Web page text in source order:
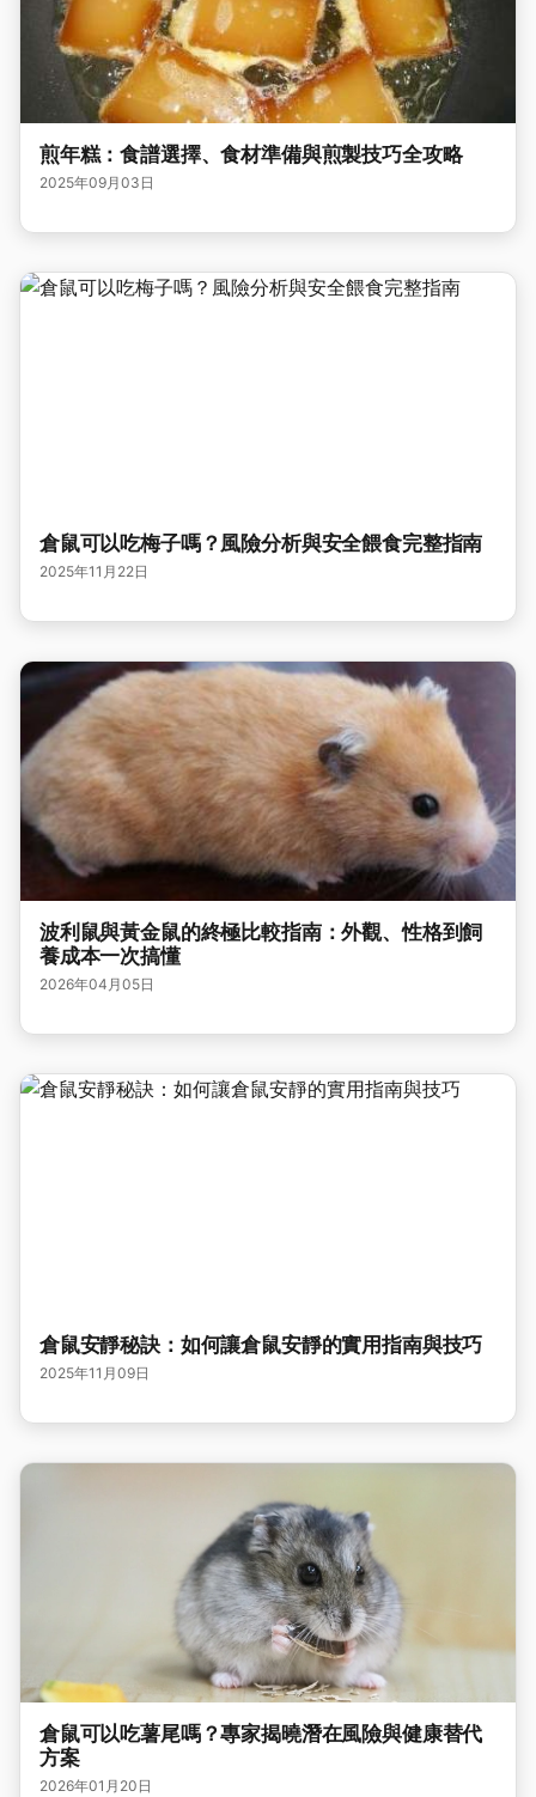
煎年糕：食譜選擇、食材準備與煎製技巧全攻略
2025年09月03日
倉鼠可以吃梅子嗎？風險分析與安全餵食完整指南
2025年11月22日
波利鼠與黃金鼠的終極比較指南：外觀、性格到飼
養成本一次搞懂
2026年04月05日
倉鼠安靜秘訣：如何讓倉鼠安靜的實用指南與技巧
2025年11月09日
倉鼠可以吃薯尾嗎？專家揭曉潛在風險與健康替代
方案
2026年01月20日